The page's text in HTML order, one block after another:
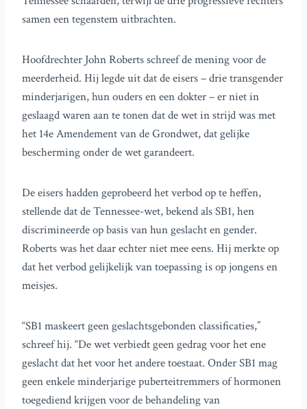
samen een tegenstem uitbrachten.
Hoofdrechter John Roberts schreef de mening voor de
meerderheid. Hij legde uit dat de eisers – drie transgender
minderjarigen, hun ouders en een dokter – er niet in
geslaagd waren aan te tonen dat de wet in strijd was met
het 14e Amendement van de Grondwet, dat gelijke
bescherming onder de wet garandeert.
De eisers hadden geprobeerd het verbod op te heffen,
stellende dat de Tennessee-wet, bekend als SB1, hen
discrimineerde op basis van hun geslacht en gender.
Roberts was het daar echter niet mee eens. Hij merkte op
dat het verbod gelijkelijk van toepassing is op jongens en
meisjes.
“SB1 maskeert geen geslachtsgebonden classificaties,”
schreef hij. “De wet verbiedt geen gedrag voor het ene
geslacht dat het voor het andere toestaat. Onder SB1 mag
geen enkele minderjarige puberteitremmers of hormonen
toegediend krijgen voor de behandeling van